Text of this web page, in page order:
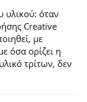
υλικού: όταν
Creative
με
όσα ορίζει η
τρίτων, δεν